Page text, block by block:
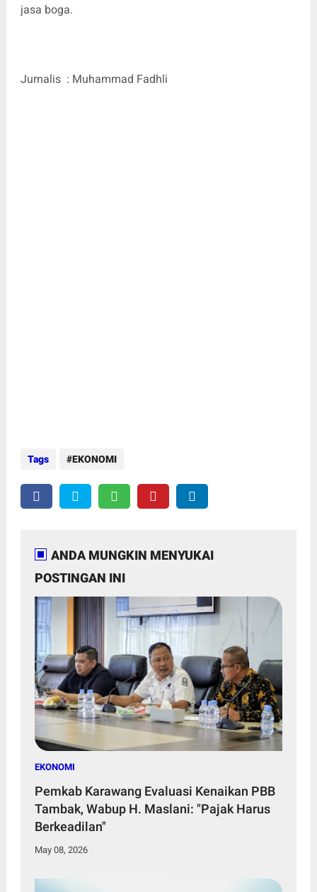
jasa boga.
Jurnalis : Muhammad Fadhli
Tags EKONOMI
ANDA MUNGKIN MENYUKAI
POSTINGAN INI
EKONOMI
Pemkab Karawang Evaluasi Kenaikan PBB
Tambak, Wabup H. Maslani: "Pajak Harus
Berkeadilan"
May 08, 2026